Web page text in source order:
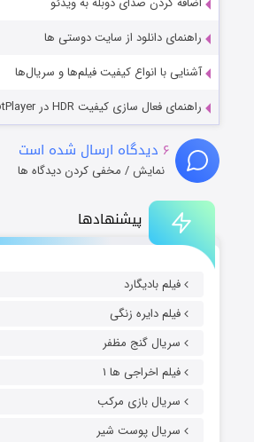
پیشنهادها
فیلم بادیگارد
فیلم دایره زنگی
سریال گنج مظفر
فیلم اخراجی ها ۱
سریال بازی مرکب
سریال پوست شیر
راهنمای دانلود از سایت دوستی ها
آشنایی با انواع کیفیت فیلم‌ها و سریال‌ها
راهنمای فعال سازی کیفیت HDR در PotPlayer
۶ دیدگاه ارسال شده است
نمایش / مخفی کردن دیدگاه ها